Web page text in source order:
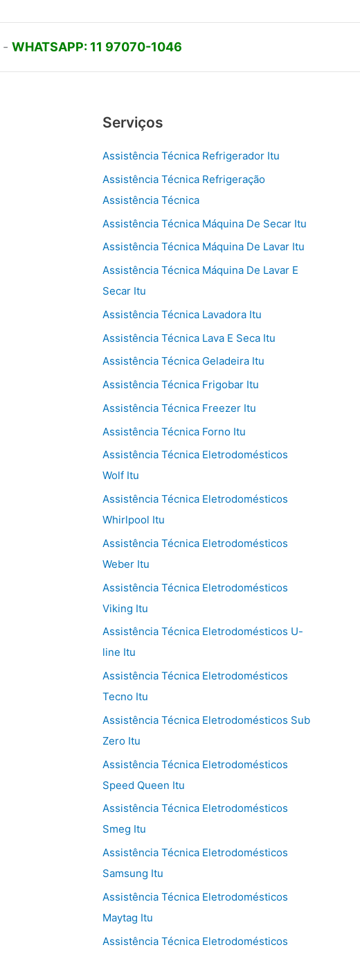
- WHATSAPP: 11 97070-1046
Serviços
Assistência Técnica Refrigerador Itu
Assistência Técnica Refrigeração
Assistência Técnica
Assistência Técnica Máquina De Secar Itu
Assistência Técnica Máquina De Lavar Itu
Assistência Técnica Máquina De Lavar E
Secar Itu
Assistência Técnica Lavadora Itu
Assistência Técnica Lava E Seca Itu
Assistência Técnica Geladeira Itu
Assistência Técnica Frigobar Itu
Assistência Técnica Freezer Itu
Assistência Técnica Forno Itu
Assistência Técnica Eletrodomésticos
Wolf Itu
Assistência Técnica Eletrodomésticos
Whirlpool Itu
Assistência Técnica Eletrodomésticos
Weber Itu
Assistência Técnica Eletrodomésticos
Viking Itu
Assistência Técnica Eletrodomésticos U-
line Itu
Assistência Técnica Eletrodomésticos
Tecno Itu
Assistência Técnica Eletrodomésticos Sub
Zero Itu
Assistência Técnica Eletrodomésticos
Speed Queen Itu
Assistência Técnica Eletrodomésticos
Smeg Itu
Assistência Técnica Eletrodomésticos
Samsung Itu
Assistência Técnica Eletrodomésticos
Maytag Itu
Assistência Técnica Eletrodomésticos